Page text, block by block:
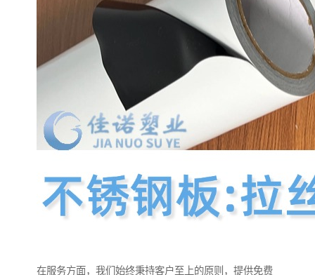
在服务方面，我们始终秉持客户至上的原则，提供免费